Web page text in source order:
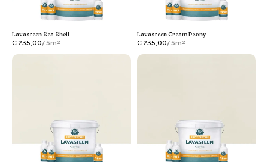
Lavasteen Sea Shell
€ 235,00/ 5m²
Lavasteen Cream Peony
€ 235,00/ 5m²